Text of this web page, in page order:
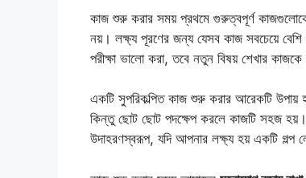
কাজ শুরু করার সময় প্রথমে গুরুত্বপূর্ণ
নয়। লক্ষ্য পূরণের জন্য যেসব কাজ সবচেয়ে
পরীক্ষা ভালো করা, তবে নতুন বিষয় শেখার
একটি সুপরিকল্পিত কাজ শুরু করার আরেকটি উপায়
কিন্তু ছোট ছোট পদক্ষেপ করলে কাজটি সহজ
উদাহরণস্বরূপ, যদি আপনার লক্ষ্য হয় একটি গল্প